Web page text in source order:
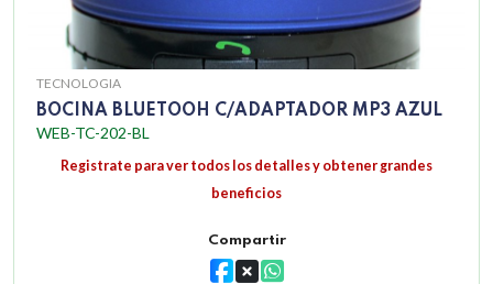
TECNOLOGIA
BOCINA BLUETOOH C/ADAPTADOR MP3 AZUL
WEB-TC-202-BL
Registrate para ver todos los detalles y obtener grandes
beneficios
Compartir